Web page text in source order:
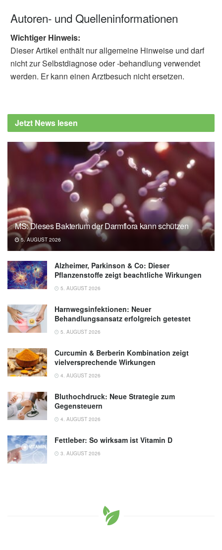
Autoren- und Quelleninformationen
Wichtiger Hinweis:
Dieser Artikel enthält nur allgemeine Hinweise und darf
nicht zur Selbstdiagnose oder -behandlung verwendet
werden. Er kann einen Arztbesuch nicht ersetzen.
Jetzt News lesen
MS: Dieses Bakterium der Darmflora kann schützen
5. AUGUST 2026
Alzheimer, Parkinson & Co: Dieser
Pflanzenstoffe zeigt beachtliche Wirkungen
5. AUGUST 2026
Harnwegsinfektionen: Neuer
Behandlungsansatz erfolgreich getestet
5. AUGUST 2026
Curcumin & Berberin Kombination zeigt
vielversprechende Wirkungen
4. AUGUST 2026
Bluthochdruck: Neue Strategie zum
Gegensteuern
4. AUGUST 2026
Fettleber: So wirksam ist Vitamin D
3. AUGUST 2026